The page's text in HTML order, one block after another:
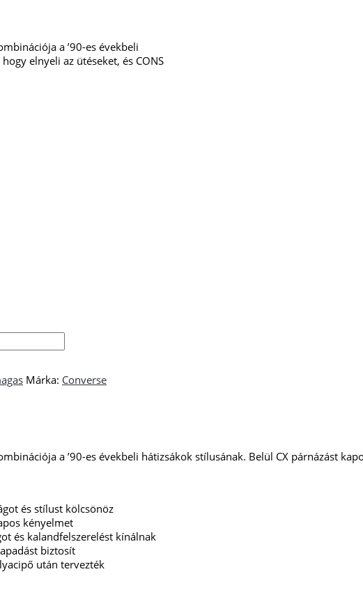
a ’90-es évekbeli
elnyeli az ütéseket, és CONS
Márka: Converse
a ’90-es évekbeli hátizsákok stílusának. Belül CX párnázást
és stílust kölcsönöz
kényelmet
és kalandfelszerelést kínálnak
biztosít
után tervezték